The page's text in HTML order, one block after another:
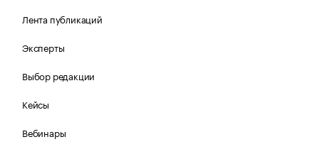
Лента публикаций
Эксперты
Выбор редакции
Кейсы
Вебинары